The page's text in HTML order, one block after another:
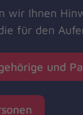
wir Ihnen
für den
und